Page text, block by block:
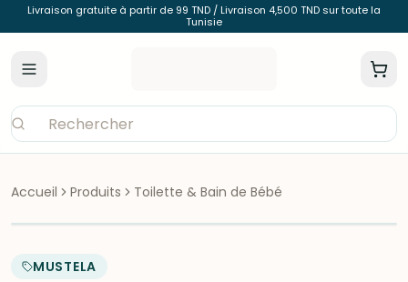
Livraison gratuite à partir de 99 TND / Livraison 4,500 TND sur toute la
Tunisie
Accueil Produits Toilette & Bain de Bébé
MUSTELA